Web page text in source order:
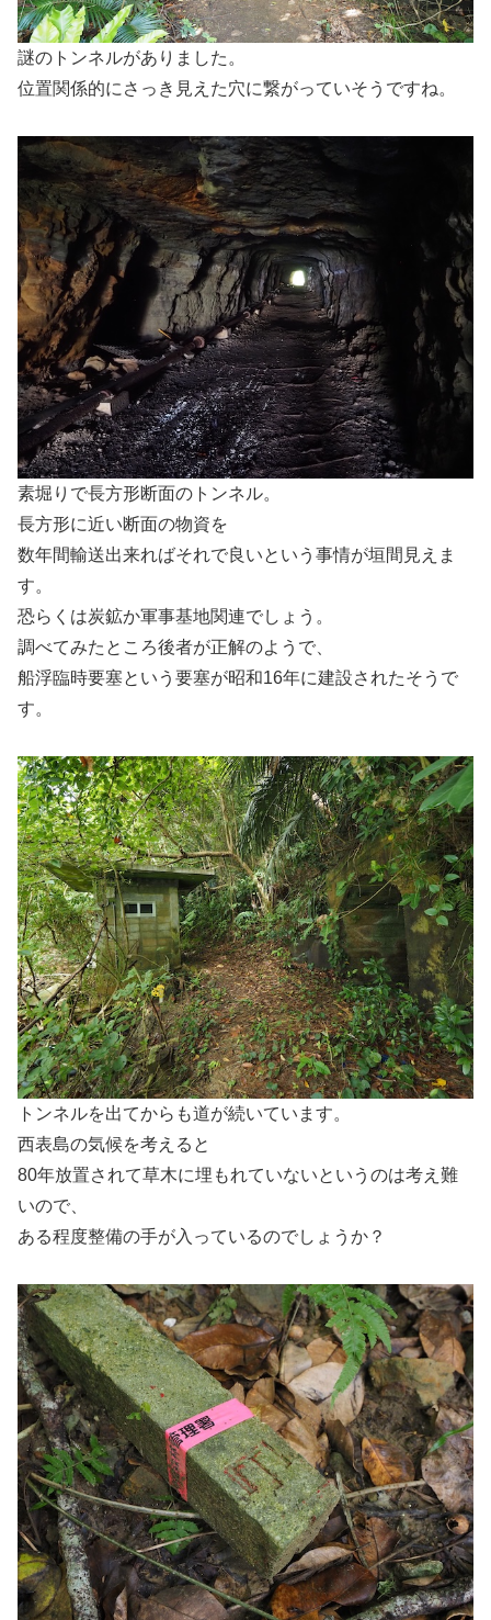
謎のトンネルがありました。
位置関係的にさっき見えた穴に繋がっていそうですね。
素堀りで長方形断面のトンネル。
長方形に近い断面の物資を
数年間輸送出来ればそれで良いという事情が垣間見えま
す。
恐らくは炭鉱か軍事基地関連でしょう。
調べてみたところ後者が正解のようで、
船浮臨時要塞という要塞が昭和16年に建設されたそうで
す。
トンネルを出てからも道が続いています。
西表島の気候を考えると
80年放置されて草木に埋もれていないというのは考え難
いので、
ある程度整備の手が入っているのでしょうか？